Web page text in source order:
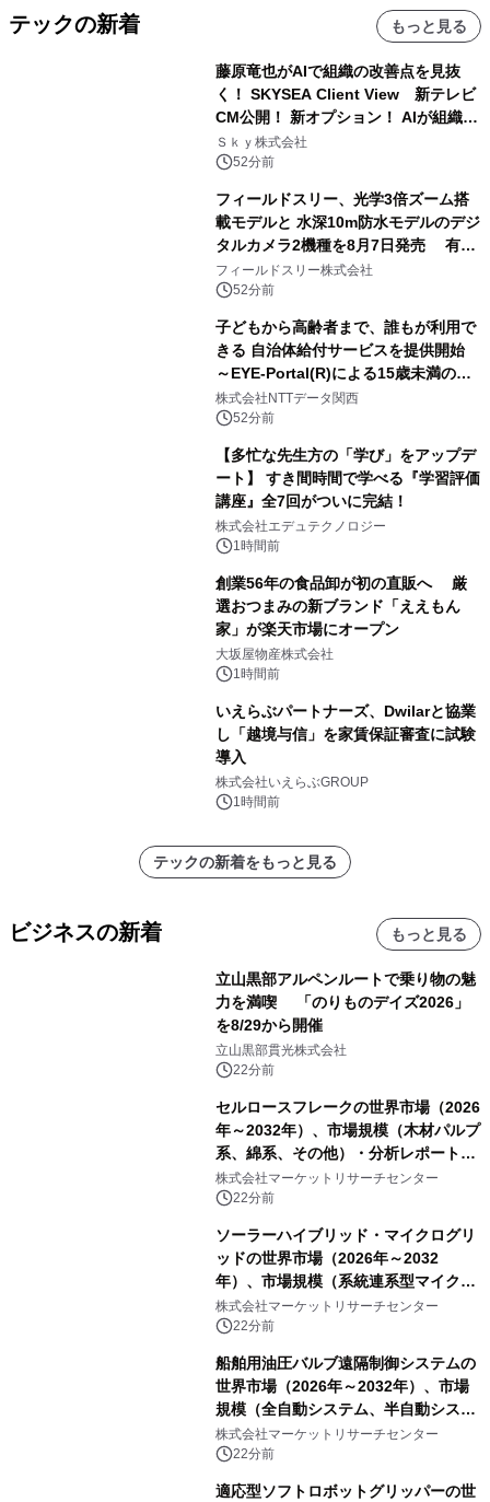
テックの新着 もっと見る
藤原竜也がAIで組織の改善点を見抜
く！ SKYSEA Client View 新テレビ
CM公開！ 新オプション！ AIが組織の
業務実態を分析し労務改善を支援。 藤
原竜也メイキング動画公開 「もしAIが
自分を分析したら、すぐ休めと言われ
る自信がある」「昨年の夏はカブトム
シを捕まえたり、虫と戦ったり…」
Ｓｋｙ株式会社
52分前
フィールドスリー、光学3倍ズーム搭
載モデルと 水深10m防水モデルのデジ
タルカメラ2機種を8月7日発売 有効
約1300万画素、用途別に選べるコンデ
ジ新登場
フィールドスリー株式会社
52分前
子どもから高齢者まで、誰もが利用で
きる 自治体給付サービスを提供開始
～EYE-Portal(R)による15歳未満の本
人認証と デジタルデバイド対策で実現
～
株式会社NTTデータ関西
52分前
【多忙な先生方の「学び」をアップデ
ート】 すき間時間で学べる『学習評価
講座』全7回がついに完結！
株式会社エデュテクノロジー
1時間前
創業56年の食品卸が初の直販へ 厳
選おつまみの新ブランド「ええもん
家」が楽天市場にオープン
大坂屋物産株式会社
1時間前
いえらぶパートナーズ、Dwilarと協業
し「越境与信」を家賃保証審査に試験
導入
株式会社いえらぶGROUP
1時間前
テックの新着をもっと見る
ビジネスの新着 もっと見る
立山黒部アルペンルートで乗り物の魅
力を満喫 「のりものデイズ2026」
を8/29から開催
立山黒部貫光株式会社
22分前
セルロースフレークの世界市場（2026
年～2032年）、市場規模（木材パルプ
系、綿系、その他）・分析レポートを
発表
株式会社マーケットリサーチセンター
22分前
ソーラーハイブリッド・マイクログリ
ッドの世界市場（2026年～2032
年）、市場規模（系統連系型マイクロ
グリッド、独立型マイクログリッ
ド）・分析レポートを発表
株式会社マーケットリサーチセンター
22分前
船舶用油圧バルブ遠隔制御システムの
世界市場（2026年～2032年）、市場
規模（全自動システム、半自動システ
ム）・分析レポートを発表
株式会社マーケットリサーチセンター
22分前
適応型ソフトロボットグリッパーの世